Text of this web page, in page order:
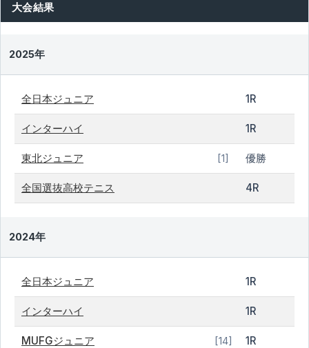
大会結果
2025年
全日本ジュニア 1R
インターハイ 1R
東北ジュニア [1] 優勝
全国選抜高校テニス 4R
2024年
全日本ジュニア 1R
インターハイ 1R
MUFGジュニア [14] 1R